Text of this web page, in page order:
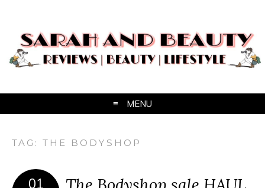
MENU
TAG:THE BODYSHOP
01